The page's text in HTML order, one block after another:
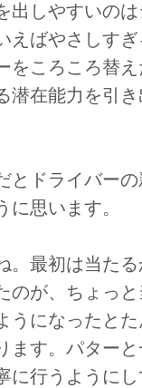
出しやすいの
えばやさしす
をころころ替え
潜在能力を引
とドライバー
に思います。
。最初は当たる
のが、ちょっと
うになったと
ます。パター
に行うようにし